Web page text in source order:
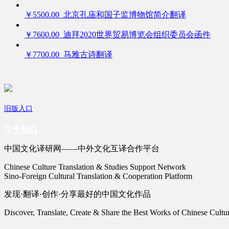
￥5500.00 北京孔庙和国子监博物馆简介翻译
￥7600.00 迪拜2020世界贸易博览会组织委员会函件
￥7700.00 马雅古诗翻译
旧版入口
中国文化译研网——中外文化互译合作平台
Chinese Culture Translation & Studies Support Network
Sino-Foreign Cultural Translation & Cooperation Platform
发现·翻译·创作·分享最好的中国文化作品
Discover, Translate, Create & Share the Best Works of Chinese